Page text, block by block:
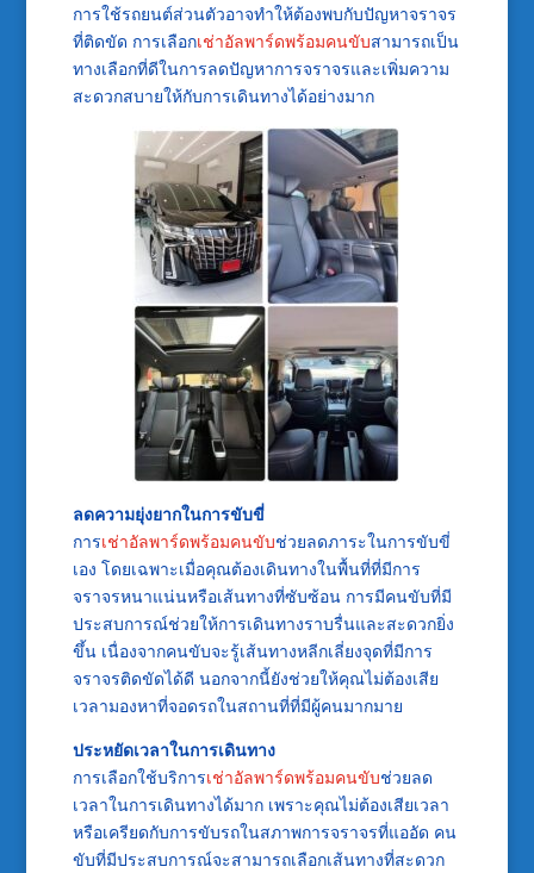
การใช้รถยนต์ส่วนตัวอาจทำให้ต้องพบกับปัญหาจราจร
ที่ติดขัด การเลือกเช่าอัลพาร์ดพร้อมคนขับสามารถเป็น
ทางเลือกที่ดีในการลดปัญหาการจราจรและเพิ่มความ
สะดวกสบายให้กับการเดินทางได้อย่างมาก
ลดความยุ่งยากในการขับขี่
การเช่าอัลพาร์ดพร้อมคนขับช่วยลดภาระในการขับขี่
เอง โดยเฉพาะเมื่อคุณต้องเดินทางในพื้นที่ที่มีการ
จราจรหนาแน่นหรือเส้นทางที่ซับซ้อน การมีคนขับที่มี
ประสบการณ์ช่วยให้การเดินทางราบรื่นและสะดวกยิ่ง
ขึ้น เนื่องจากคนขับจะรู้เส้นทางหลีกเลี่ยงจุดที่มีการ
จราจรติดขัดได้ดี นอกจากนี้ยังช่วยให้คุณไม่ต้องเสีย
เวลามองหาที่จอดรถในสถานที่ที่มีผู้คนมากมาย
ประหยัดเวลาในการเดินทาง
การเลือกใช้บริการเช่าอัลพาร์ดพร้อมคนขับช่วยลด
เวลาในการเดินทางได้มาก เพราะคุณไม่ต้องเสียเวลา
หรือเครียดกับการขับรถในสภาพการจราจรที่แออัด คน
ขับที่มีประสบการณ์จะสามารถเลือกเส้นทางที่สะดวก